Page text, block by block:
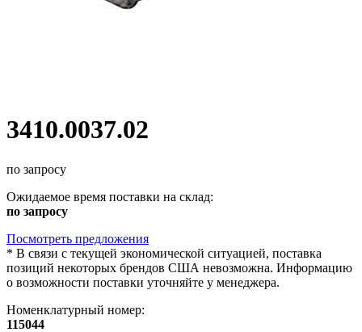
3410.0037.02
по запросу
Ожидаемое время поставки на склад:
по запросу
Посмотреть предложения
* В связи с текущей экономической ситуацией, поставка
позиций некоторых брендов США невозможна. Информацию
о возможности поставки уточняйте у менеджера.
Номенклатурный номер:
115044